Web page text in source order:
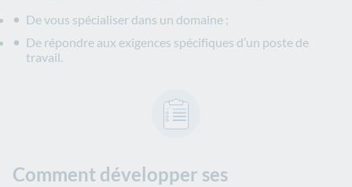
De vous spécialiser dans un domaine ;
De répondre aux exigences spécifiques d’un poste de
travail.
Comment développer ses